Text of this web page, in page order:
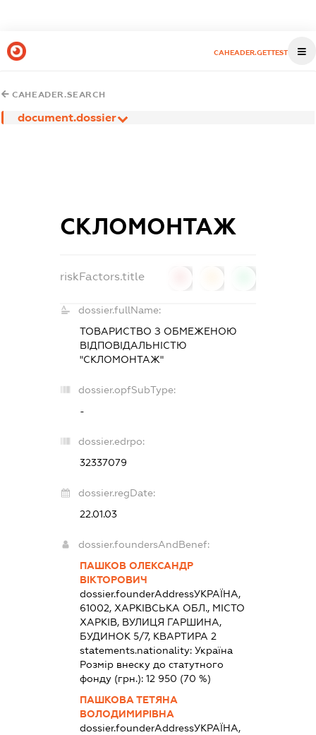
CAHEADER.GETTEST
CAHEADER.SEARCH
document.dossier
СКЛОМОНТАЖ
riskFactors.title
dossier.fullName:
ТОВАРИСТВО З ОБМЕЖЕНОЮ
ВІДПОВІДАЛЬНІСТЮ
"СКЛОМОНТАЖ"
dossier.opfSubType:
-
dossier.edrpo:
32337079
dossier.regDate:
22.01.03
dossier.foundersAndBenef:
ПАШКОВ ОЛЕКСАНДР
ВІКТОРОВИЧ
dossier.founderAddressУКРАЇНА,
61002, ХАРКІВСЬКА ОБЛ., МІСТО
ХАРКІВ, ВУЛИЦЯ ГАРШИНА,
БУДИНОК 5/7, КВАРТИРА 2
statements.nationality:Україна
Розмір внеску до статутного
фонду (грн.):12 950 (70 %)
ПАШКОВА ТЕТЯНА
ВОЛОДИМИРІВНА
dossier.founderAddressУКРАЇНА,